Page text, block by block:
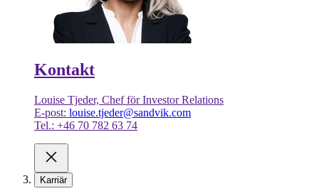
Kontakt
Louise Tjeder, Chef för Investor Relations
E-post: louise.tjeder@sandvik.com
Tel.: +46 70 782 63 74
Karriär